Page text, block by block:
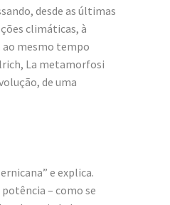
desde as últimas
climáticas, à
ao mesmo tempo
La metamorfosi
de uma
e explica.
– como se